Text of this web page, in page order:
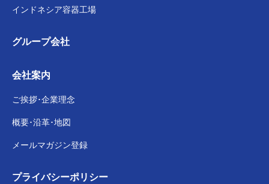
インドネシア容器工場
グループ会社
会社案内
ご挨拶･企業理念
概要･沿革･地図
メールマガジン登録
プライバシーポリシー